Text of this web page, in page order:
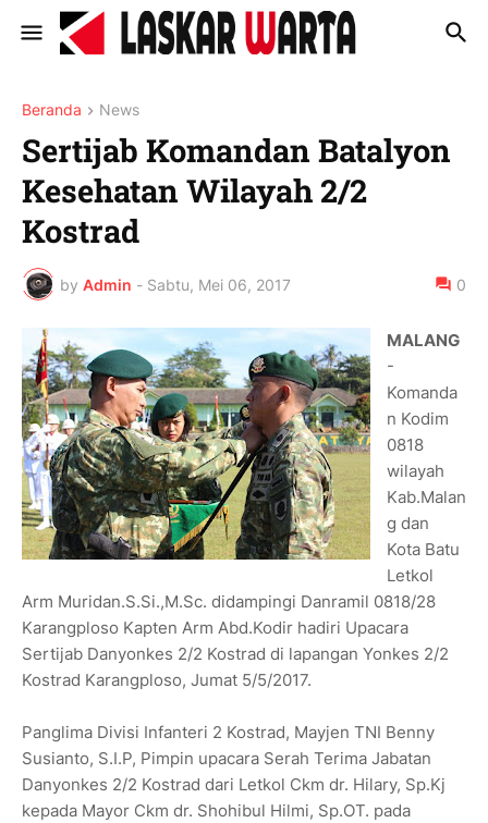
Beranda News
Sertijab Komandan Batalyon
Kesehatan Wilayah 2/2
Kostrad
by Admin - Sabtu, Mei 06, 2017 0
MALANG
-
Komanda
n Kodim
0818
wilayah
Kab.Malan
g dan
Kota Batu
Letkol
Arm Muridan.S.Si.,M.Sc. didampingi Danramil 0818/28
Karangploso Kapten Arm Abd.Kodir hadiri Upacara
Sertijab Danyonkes 2/2 Kostrad di lapangan Yonkes 2/2
Kostrad Karangploso, Jumat 5/5/2017.
Panglima Divisi Infanteri 2 Kostrad, Mayjen TNI Benny
Susianto, S.I.P, Pimpin upacara Serah Terima Jabatan
Danyonkes 2/2 Kostrad dari Letkol Ckm dr. Hilary, Sp.Kj
kepada Mayor Ckm dr. Shohibul Hilmi, Sp.OT. pada